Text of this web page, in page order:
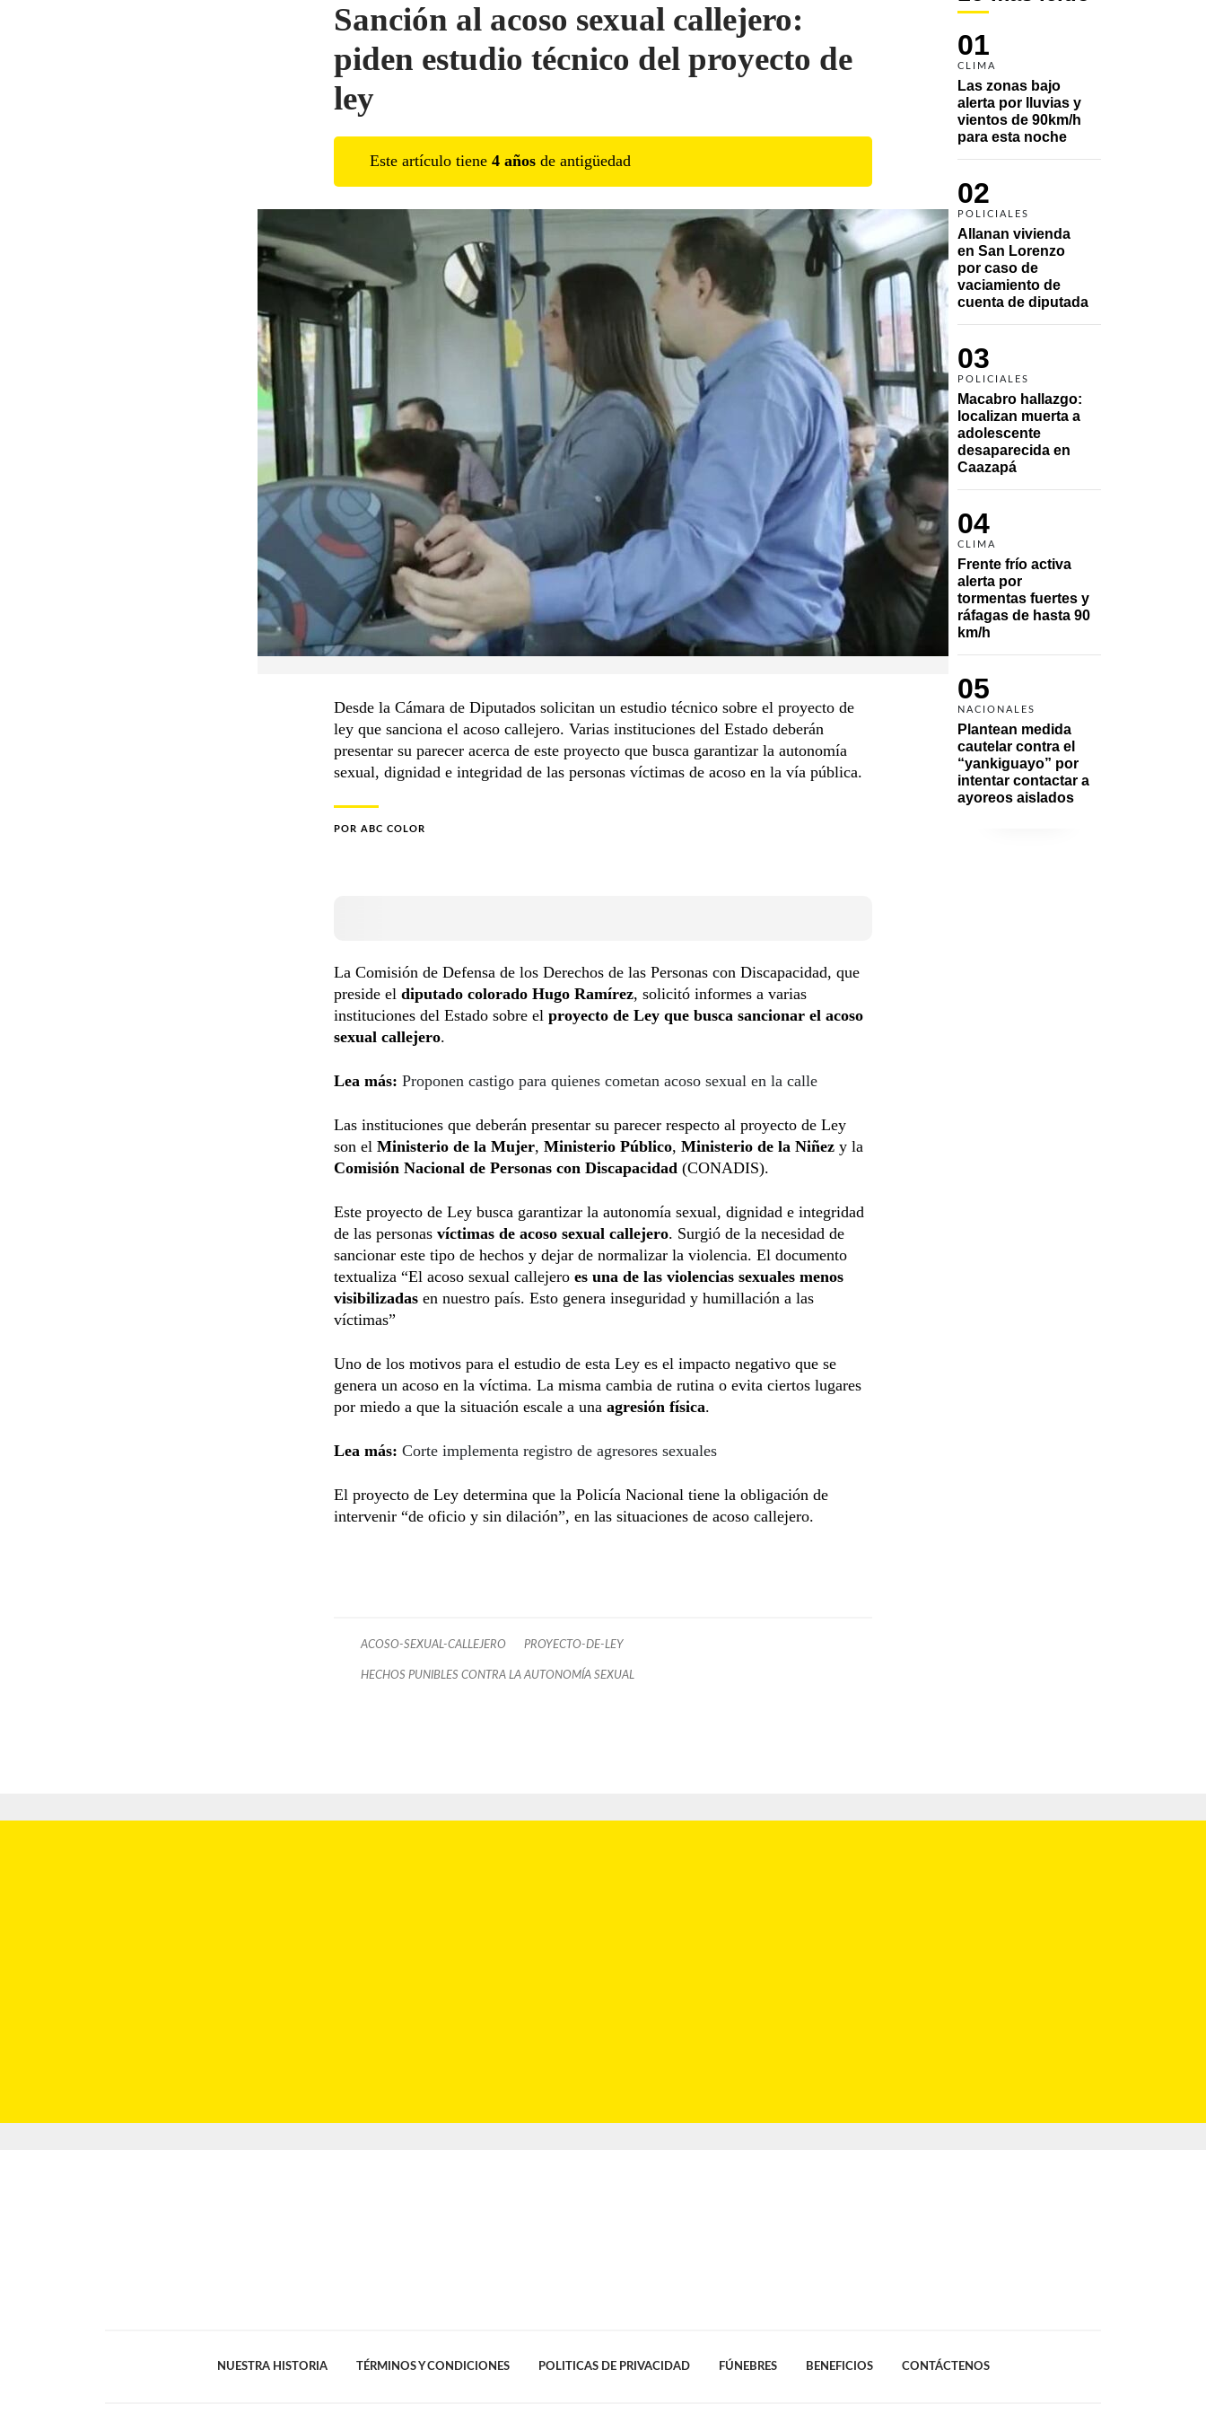
01
CLIMA
Las zonas bajo
alerta por lluvias y
vientos de 90km/h
para esta noche
02
POLICIALES
Allanan vivienda
en San Lorenzo
por caso de
vaciamiento de
cuenta de diputada
03
POLICIALES
Macabro hallazgo:
localizan muerta a
adolescente
desaparecida en
Caazapá
04
CLIMA
Frente frío activa
alerta por
tormentas fuertes y
ráfagas de hasta 90
km/h
05
NACIONALES
Plantean medida
cautelar contra el
“yankiguayo” por
intentar contactar a
ayoreos aislados
Sanción al acoso sexual callejero:
piden estudio técnico del proyecto de
ley
Este artículo tiene 4 años de antigüedad
Desde la Cámara de Diputados solicitan un estudio técnico sobre el proyecto de
ley que sanciona el acoso callejero. Varias instituciones del Estado deberán
presentar su parecer acerca de este proyecto que busca garantizar la autonomía
sexual, dignidad e integridad de las personas víctimas de acoso en la vía pública.
POR ABC COLOR
La Comisión de Defensa de los Derechos de las Personas con Discapacidad, que
preside el diputado colorado Hugo Ramírez, solicitó informes a varias
instituciones del Estado sobre el proyecto de Ley que busca sancionar el acoso
sexual callejero.
Lea más: Proponen castigo para quienes cometan acoso sexual en la calle
Las instituciones que deberán presentar su parecer respecto al proyecto de Ley
son el Ministerio de la Mujer, Ministerio Público, Ministerio de la Niñez y la
Comisión Nacional de Personas con Discapacidad (CONADIS).
Este proyecto de Ley busca garantizar la autonomía sexual, dignidad e integridad
de las personas víctimas de acoso sexual callejero. Surgió de la necesidad de
sancionar este tipo de hechos y dejar de normalizar la violencia. El documento
textualiza “El acoso sexual callejero es una de las violencias sexuales menos
visibilizadas en nuestro país. Esto genera inseguridad y humillación a las
víctimas”
Uno de los motivos para el estudio de esta Ley es el impacto negativo que se
genera un acoso en la víctima. La misma cambia de rutina o evita ciertos lugares
por miedo a que la situación escale a una agresión física.
Lea más: Corte implementa registro de agresores sexuales
El proyecto de Ley determina que la Policía Nacional tiene la obligación de
intervenir “de oficio y sin dilación”, en las situaciones de acoso callejero.
ACOSO-SEXUAL-CALLEJERO PROYECTO-DE-LEY
HECHOS PUNIBLES CONTRA LA AUTONOMÍA SEXUAL
NUESTRA HISTORIA TÉRMINOS Y CONDICIONES POLITICAS DE PRIVACIDAD FÚNEBRES BENEFICIOS CONTÁCTENOS